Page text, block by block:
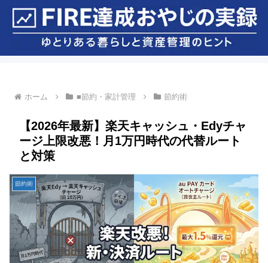
ホーム ■節約・家計管理 節約術
【2026年最新】楽天キャッシュ・Edyチャ
ージ上限改悪！月1万円時代の代替ルート
と対策
節約術